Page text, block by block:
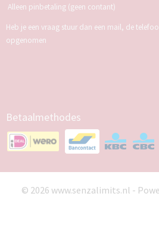
Alleen pinbetaling (geen contant)
Heb je een vraag stuur dan een mail, de
opgenomen
Betaalmethodes
© 2026 www.senzalimits.nl -